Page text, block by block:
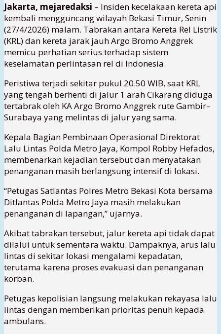
Jakarta, mejaredaksi – Insiden kecelakaan kereta api
kembali mengguncang wilayah Bekasi Timur, Senin
(27/4/2026) malam. Tabrakan antara Kereta Rel Listrik
(KRL) dan kereta jarak jauh Argo Bromo Anggrek
memicu perhatian serius terhadap sistem
keselamatan perlintasan rel di Indonesia.
Peristiwa terjadi sekitar pukul 20.50 WIB, saat KRL
yang tengah berhenti di jalur 1 arah Cikarang diduga
tertabrak oleh KA Argo Bromo Anggrek rute Gambir–
Surabaya yang melintas di jalur yang sama.
Kepala Bagian Pembinaan Operasional Direktorat
Lalu Lintas Polda Metro Jaya, Kompol Robby Hefados,
membenarkan kejadian tersebut dan menyatakan
penanganan masih berlangsung intensif di lokasi.
“Petugas Satlantas Polres Metro Bekasi Kota bersama
Ditlantas Polda Metro Jaya masih melakukan
penanganan di lapangan,” ujarnya.
Akibat tabrakan tersebut, jalur kereta api tidak dapat
dilalui untuk sementara waktu. Dampaknya, arus lalu
lintas di sekitar lokasi mengalami kepadatan,
terutama karena proses evakuasi dan penanganan
korban.
Petugas kepolisian langsung melakukan rekayasa lalu
lintas dengan memberikan prioritas penuh kepada
ambulans.